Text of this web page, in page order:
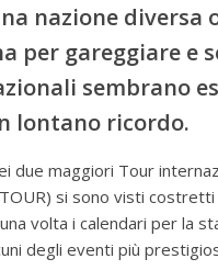
nazione diversa
per gareggiare e
sembrano
lontano ricordo.
due maggiori Tour
si sono visti costretti
volta i calendari per la
degli eventi più